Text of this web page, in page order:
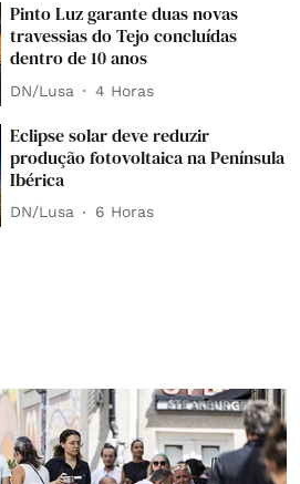
Pinto Luz garante duas novas
travessias do Tejo concluídas
dentro de 10 anos
DN/Lusa 4 Horas
Eclipse solar deve reduzir
produção fotovoltaica na Península
Ibérica
DN/Lusa 6 Horas